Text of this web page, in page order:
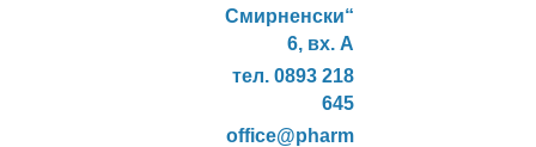
Смирненски“
6, вх. А
тел. 0893 218
645
office@pharm